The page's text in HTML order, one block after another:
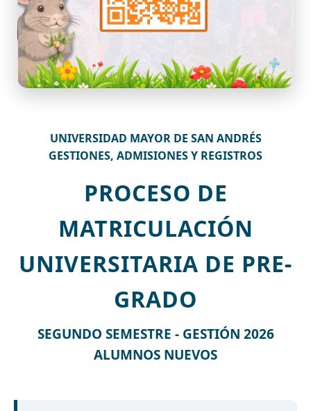
UNIVERSIDAD MAYOR DE SAN ANDRÉS
GESTIONES, ADMISIONES Y REGISTROS
PROCESO DE
MATRICULACIÓN
UNIVERSITARIA DE PRE-
GRADO
SEGUNDO SEMESTRE - GESTIÓN 2026
ALUMNOS NUEVOS